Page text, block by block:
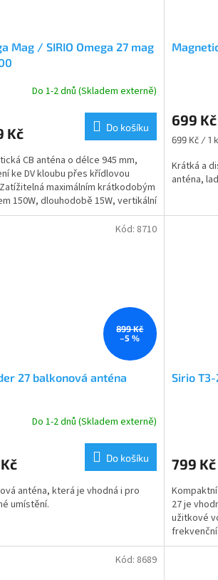
Mag / SIRIO Omega 27 mag
Do 1-2 dnů (Skladem externě)
Kč Do košíku
CB anténa o délce 945 mm,
ke DV kloubu přes křídlovou
maximálním krátkodobým
150W, dlouhodobě 15W, vertikální
kabel 4m...
699 Kč
Měrná
699 Kč / 1
Krátká a
anténa,
899 Kč
–5 %
27 balkonová anténa
Do 1-2 dnů (Skladem externě)
Do košíku
anténa, která je vhodná i pro
umístění.
Kód: 8710
Sirio T3-
799 Kč
27 je
užitkové
frekvenční
stojatým
Kód: 8689